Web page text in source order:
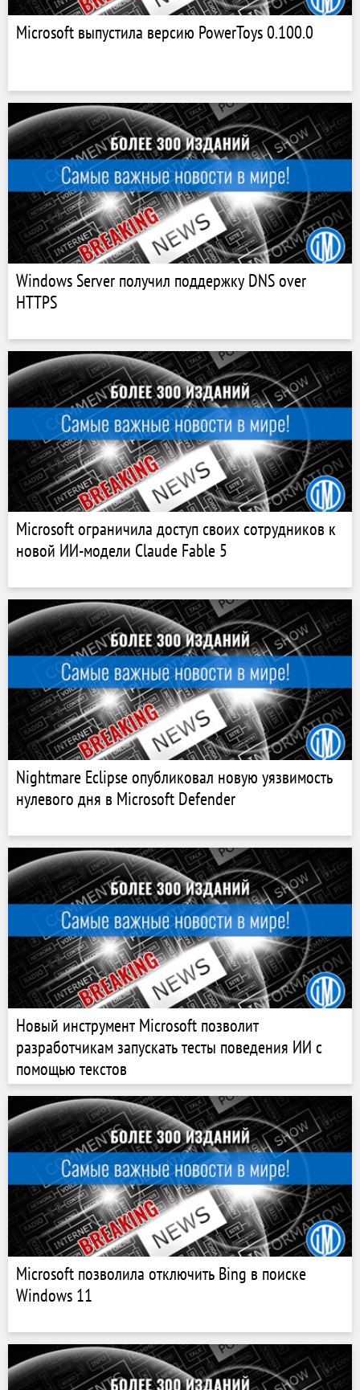
Microsoft выпустила версию PowerToys 0.100.0
Windows Server получил поддержку DNS over
HTTPS
Microsoft ограничила доступ своих сотрудников к
новой ИИ-модели Claude Fable 5
Nightmare Eclipse опубликовал новую уязвимость
нулевого дня в Microsoft Defender
Новый инструмент Microsoft позволит
разработчикам запускать тесты поведения ИИ с
помощью текстов
Microsoft позволила отключить Bing в поиске
Windows 11